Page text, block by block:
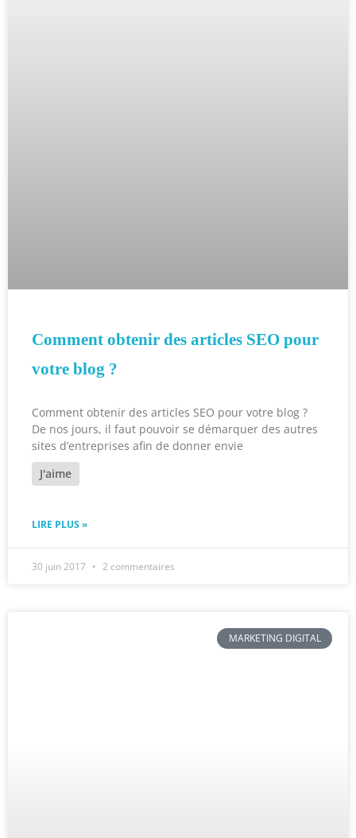
Comment obtenir des articles SEO pour
votre blog ?
Comment obtenir des articles SEO pour votre blog ?
De nos jours, il faut pouvoir se démarquer des autres
sites d’entreprises afin de donner envie
J'aime
LIRE PLUS »
30 juin 2017 2 commentaires
MARKETING DIGITAL